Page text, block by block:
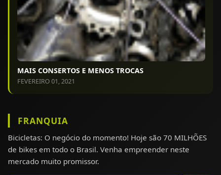
MAIS CONSERTOS E MENOS TROCAS
FEVEREIRO 01, 2021
FRANQUIA
Bicicletas: O negócio do momento! Hoje são 70 MILHÕES
de bikes em todo o Brasil. Venha empreender neste
mercado muito promissor.